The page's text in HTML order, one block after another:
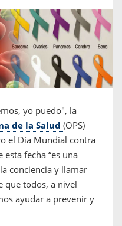
yo puedo", la
de la Salud (OPS)
el Día Mundial contra
esta fecha “es una
conciencia y llamar
que todos, a nivel
ayudar a prevenir y